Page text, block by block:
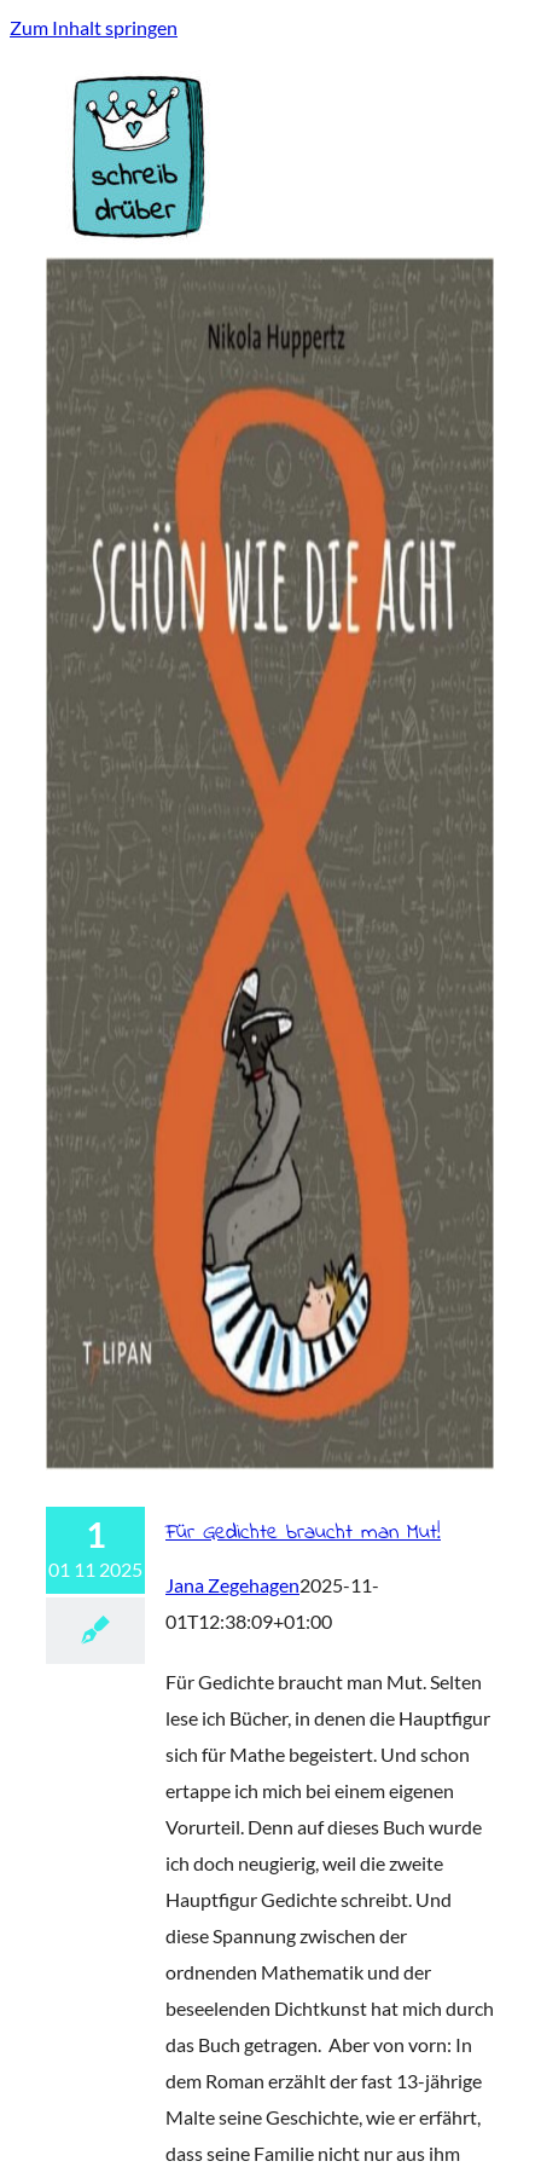
Zum Inhalt springen
1
01 11 2025
Für Gedichte braucht man Mut!
Jana Zegehagen2025-11-
01T12:38:09+01:00
Für Gedichte braucht man Mut. Selten
lese ich Bücher, in denen die Hauptfigur
sich für Mathe begeistert. Und schon
ertappe ich mich bei einem eigenen
Vorurteil. Denn auf dieses Buch wurde
ich doch neugierig, weil die zweite
Hauptfigur Gedichte schreibt. Und
diese Spannung zwischen der
ordnenden Mathematik und der
beseelenden Dichtkunst hat mich durch
das Buch getragen. Aber von vorn: In
dem Roman erzählt der fast 13-jährige
Malte seine Geschichte, wie er erfährt,
dass seine Familie nicht nur aus ihm